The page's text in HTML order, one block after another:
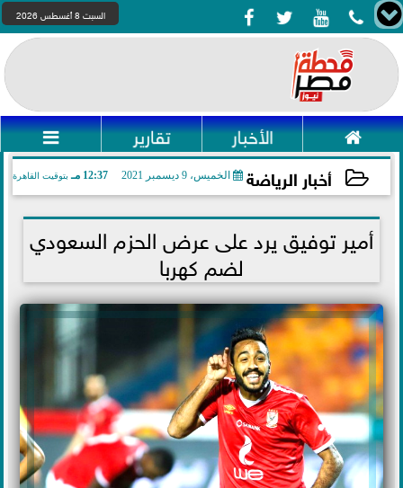
    السبت 8 أغسطس 2026
 الأخبار تقارير 
أخبار الرياضة الخميس، 9 ديسمبر 2021 12:37 مـ بتوقيت القاهرة
2021-12-09 12:37:17
أمير توفيق يرد على عرض الحزم السعودي
لضم كهربا